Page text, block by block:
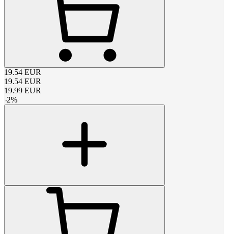
19.54 EUR
19.54 EUR
19.99 EUR
-2%